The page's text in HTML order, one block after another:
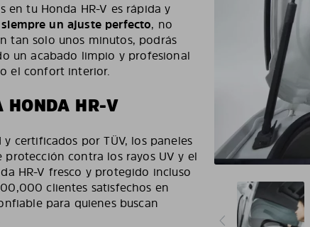
en tu Honda HR-V es rápida y
un ajuste perfecto, no
tan solo unos minutos, podrás
un acabado limpio y profesional
el confort interior.
HONDA HR-V
certificados por TÜV, los paneles
contra los rayos UV y el
HR-V fresco y protegido incluso
clientes satisfechos en
para quienes buscan